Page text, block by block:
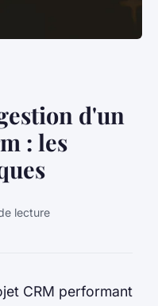
d'un
: les
lecture
CRM performant